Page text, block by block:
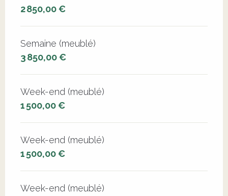
2 850,00 €
Semaine (meublé)
3 850,00 €
Week-end (meublé)
1 500,00 €
Week-end (meublé)
1 500,00 €
Week-end (meublé)